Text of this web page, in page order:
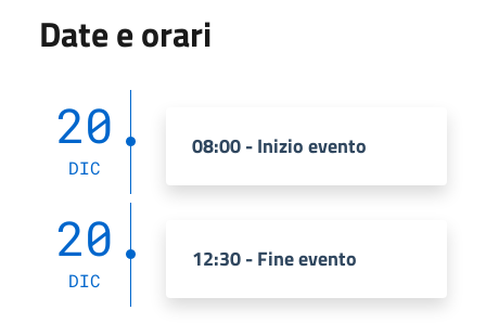
Date e orari
20
DIC
08:00 - Inizio evento
20
DIC
12:30 - Fine evento